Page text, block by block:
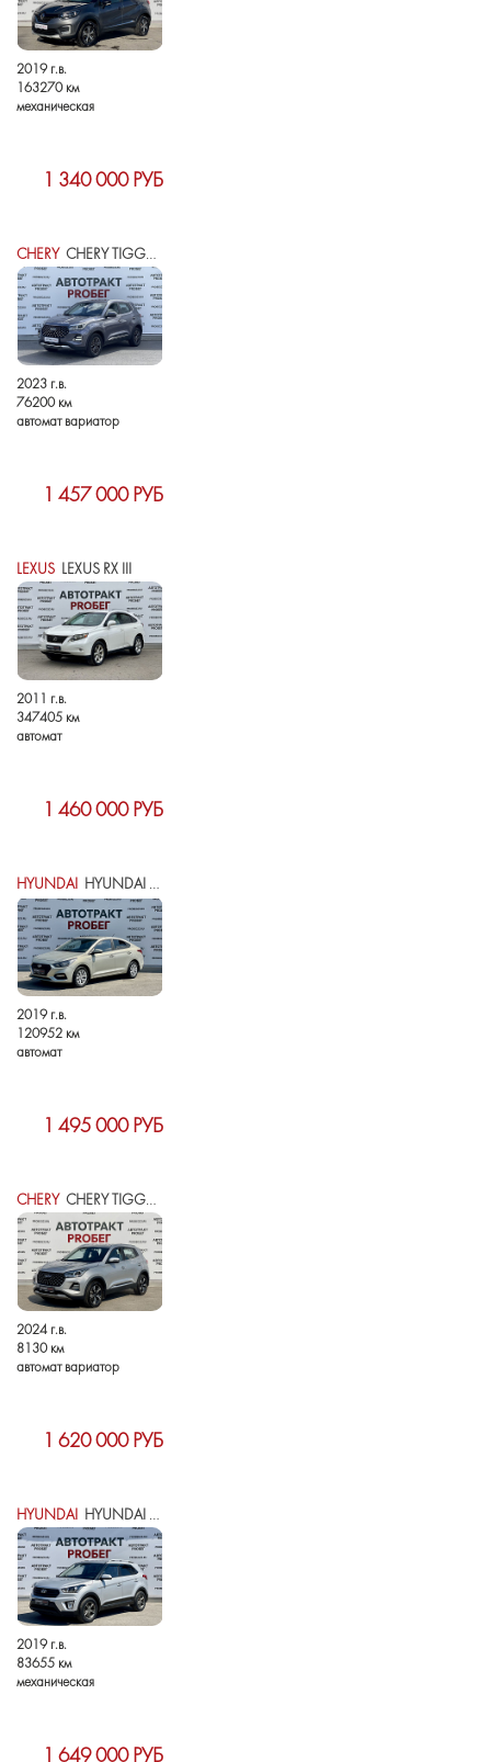
2019 г.в.
163270 км
механическая
1 340 000 РУБ
CHERY CHERY TIGGO 4 PRO I РЕСТАЙЛИНГ
2023 г.в.
76200 км
автомат вариатор
1 457 000 РУБ
LEXUS LEXUS RX III
2011 г.в.
347405 км
автомат
1 460 000 РУБ
HYUNDAI HYUNDAI SOLARIS II
2019 г.в.
120952 км
автомат
1 495 000 РУБ
CHERY CHERY TIGGO 4 PRO I РЕСТАЙЛИНГ
2024 г.в.
8130 км
автомат вариатор
1 620 000 РУБ
HYUNDAI HYUNDAI CRETA I
2019 г.в.
83655 км
механическая
1 649 000 РУБ